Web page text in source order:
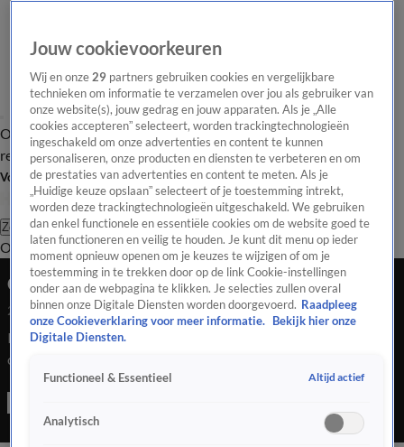
Overzicht Laatste nieuws Regionieuws Het beste van Hart
Tip de
redactie
Volg Hart van Nederland
Zoeken
OverzichtRegioUitzendingenWeerTip de redactiePanelVideo's
Grote brand verwoest zes campers in Gorredijk
24 juli 2020, 22:02
In het Friese Gorredijk zijn bij een grote brand in een
caravanbedrijf zes campers verloren gegaan. De brand
werd donderdagnacht rond 02:15 uur ontdekt.
Jouw cookievoorkeuren
Wij en onze29 partners gebruiken cookies en vergelijkbare
technieken om informatie te verzamelen over jou als gebruiker van
onze website(s), jouw gedrag en jouw apparaten. Als je „Alle
cookies accepteren” selecteert, worden trackingtechnologieën
ingeschakeld om onze advertenties en content te kunnen
personaliseren, onze producten en diensten te verbeteren en om
de prestaties van advertenties en content te meten. Als je
„Huidige keuze opslaan” selecteert of je toestemming intrekt,
worden deze trackingtechnologieën uitgeschakeld. We gebruiken
dan enkel functionele en essentiële cookies om de website goed te
laten functioneren en veilig te houden. Je kunt dit menu op ieder
moment opnieuw openen om je keuzes te wijzigen of om je
toestemming in te trekken door op de link Cookie-instellingen
onder aan de webpagina te klikken. Je selecties zullen overal
binnen onze Digitale Diensten worden doorgevoerd. Raadpleeg
onze Cookieverklaring voor meer informatie.
Bekijk hier onze
Digitale Diensten.
Functioneel & Essentieel Altijd actief
Analytisch